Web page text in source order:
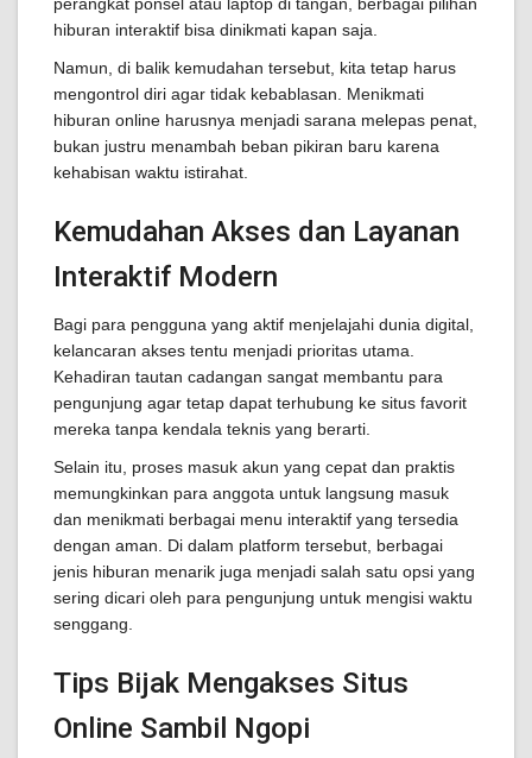
hiburan interaktif bisa dinikmati kapan saja.
Namun, di balik kemudahan tersebut, kita tetap harus
mengontrol diri agar tidak kebablasan. Menikmati
hiburan online harusnya menjadi sarana melepas penat,
bukan justru menambah beban pikiran baru karena
kehabisan waktu istirahat.
Kemudahan Akses dan Layanan
Interaktif Modern
Bagi para pengguna yang aktif menjelajahi dunia digital,
kelancaran akses tentu menjadi prioritas utama.
Kehadiran tautan cadangan sangat membantu para
pengunjung agar tetap dapat terhubung ke situs favorit
mereka tanpa kendala teknis yang berarti.
Selain itu, proses masuk akun yang cepat dan praktis
memungkinkan para anggota untuk langsung masuk
dan menikmati berbagai menu interaktif yang tersedia
dengan aman. Di dalam platform tersebut, berbagai
jenis hiburan menarik juga menjadi salah satu opsi yang
sering dicari oleh para pengunjung untuk mengisi waktu
senggang.
Tips Bijak Mengakses Situs
Online Sambil Ngopi